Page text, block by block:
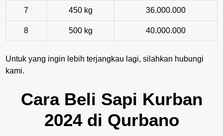
7 450 kg 36.000.000
8 500 kg 40.000.000
Untuk yang ingin lebih terjangkau lagi, silahkan hubungi
kami.
Cara Beli Sapi Kurban
2024 di Qurbano